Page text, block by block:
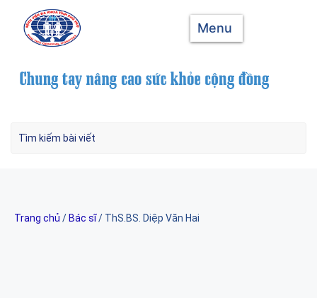
Menu
Trang chủ / Bác sĩ/ ThS.BS. Diệp Văn Hai